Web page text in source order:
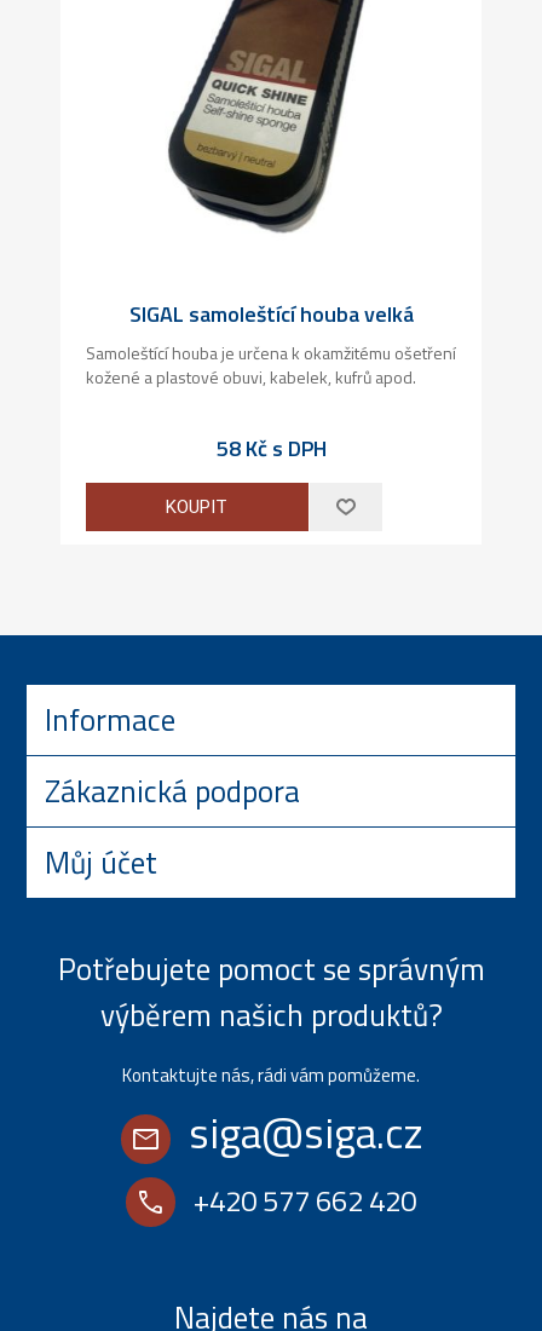
SIGAL samoleštící houba velká
Samoleštící houba je určena k okamžitému ošetření
kožené a plastové obuvi, kabelek, kufrů apod.
58 Kč s DPH
KOUPIT
Informace
Zákaznická podpora
Můj účet
Potřebujete pomoct se správným
výběrem našich produktů?
Kontaktujte nás, rádi vám pomůžeme.
mail siga@siga.cz
call +420 577 662 420
Najdete nás na